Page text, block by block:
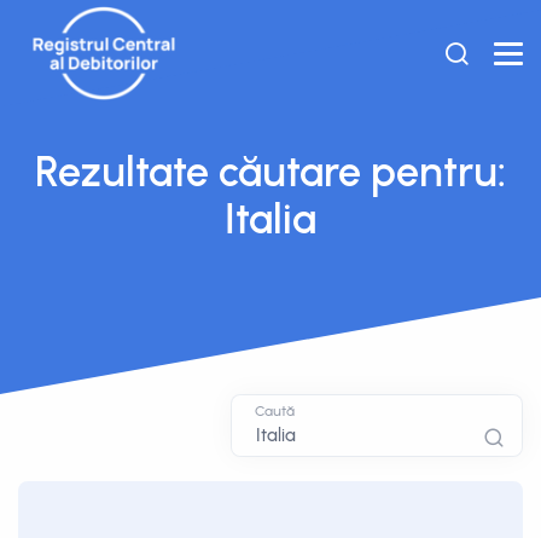
Rezultate căutare pentru:
Italia
Caută